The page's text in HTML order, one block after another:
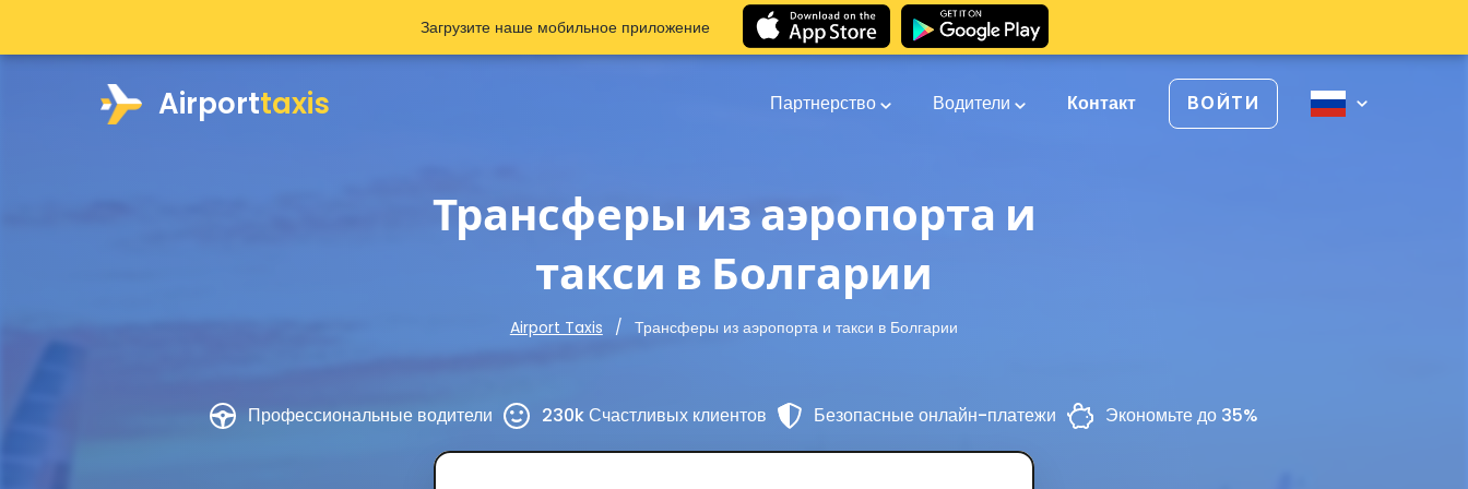
Airporttaxis Партнерство Водители Контакт ВОЙТИ
Трансферы из аэропорта и
такси в Болгарии
Airport Taxis Трансферы из аэропорта и такси в Болгарии
Профессиональные водители 230k Счастливых клиентов Безопасные онлайн-платежи Экономьте до 35%
Загрузите наше мобильное приложение